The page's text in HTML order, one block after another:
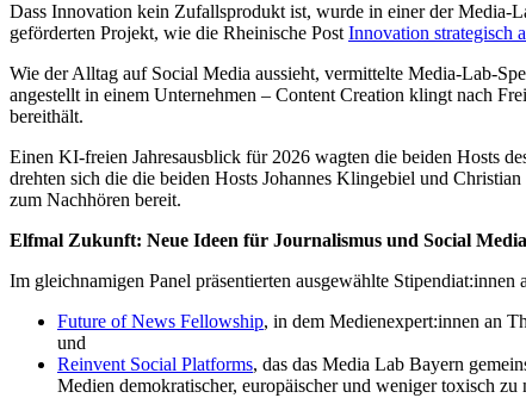
Dass Innovation kein Zufallsprodukt ist, wurde in einer der Media-
geförderten Projekt, wie die Rheinische PostInnovation strategisch
Wie der Alltag auf Social Media aussieht, vermittelte Media-Lab-
angestellt in einem Unternehmen – Content Creation klingt nach
bereithält.
Einen KI-freien Jahresausblick für 2026 wagten die beiden Hosts
drehten sich die die beiden Hosts Johannes Klingebiel und
zum Nachhören bereit.
Elfmal Zukunft: Neue Ideen für Journalismus und Social Media
Im gleichnamigen Panel präsentierten ausgewählte
Future of News Fellowship, in dem Medienexpert:innen an
und
Reinvent Social Platforms, das das Media Lab Bayern
Medien demokratischer, europäischer und weniger toxisch zu